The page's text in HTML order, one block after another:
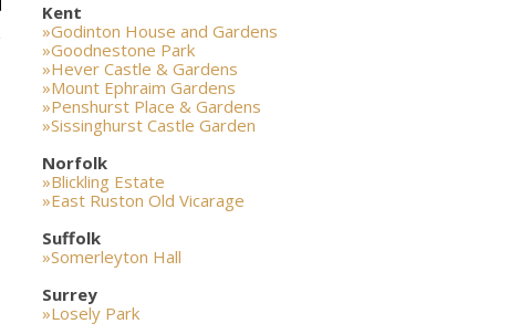
Kent
»Godinton House and Gardens
»Goodnestone Park
»Hever Castle & Gardens
»Mount Ephraim Gardens
»Penshurst Place & Gardens
»Sissinghurst Castle Garden
Norfolk
»Blickling Estate
»East Ruston Old Vicarage
Suffolk
»Somerleyton Hall
Surrey
»Losely Park